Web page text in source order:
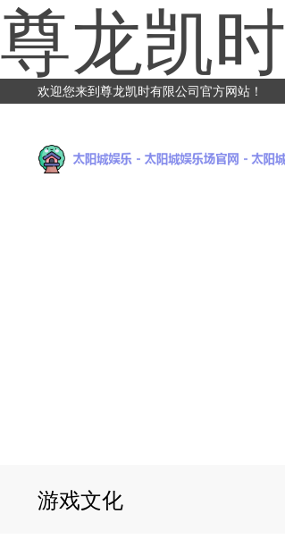
尊龙凯时
欢迎您来到尊龙凯时有限公司官方网站！
游戏文化